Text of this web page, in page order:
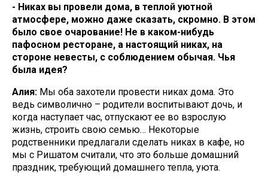
- Никах вы провели дома, в теплой уютной
атмосфере, можно даже сказать, скромно. В этом
было свое очарование! Не в каком-нибудь
пафосном ресторане, а настоящий никах, на
стороне невесты, с соблюдением обычая. Чья
была идея?
Алия: Мы оба захотели провести никах дома. Это
ведь символично – родители воспитывают дочь, и
когда наступает час, отпускают ее во взрослую
жизнь, строить свою семью… Некоторые
родственники предлагали сделать никах в кафе, но
мы с Ришатом считали, что это больше домашний
праздник, требующий домашнего тепла, уюта.